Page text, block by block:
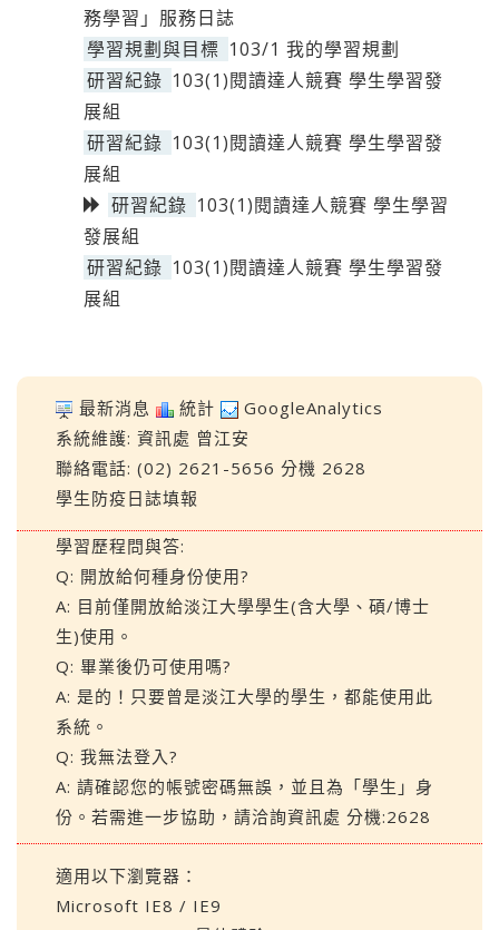
務學習」服務日誌
學習規劃與目標 103/1 我的學習規劃
研習紀錄 103(1)閱讀達人競賽 學生學習發
展組
研習紀錄 103(1)閱讀達人競賽 學生學習發
展組
研習紀錄 103(1)閱讀達人競賽 學生學習
發展組
研習紀錄 103(1)閱讀達人競賽 學生學習發
展組
最新消息 統計
GoogleAnalytics
系統維護: 資訊處 曾江安
聯絡電話: (02) 2621-5656 分機 2628
學生防疫日誌填報
學習歷程問與答:
Q: 開放給何種身份使用?
A: 目前僅開放給淡江大學學生(含大學、碩/博士
生)使用。
Q: 畢業後仍可使用嗎?
A: 是的！只要曾是淡江大學的學生，都能使用此
系統。
Q: 我無法登入?
A: 請確認您的帳號密碼無誤，並且為「學生」身
份。若需進一步協助，請洽詢資訊處 分機:2628
適用以下瀏覽器：
Microsoft IE8 / IE9